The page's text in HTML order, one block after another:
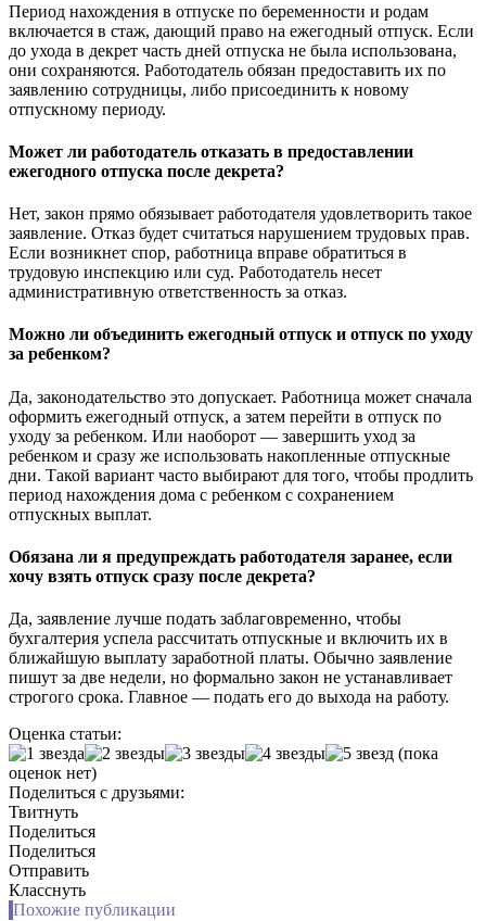
Период нахождения в отпуске по беременности и родам
включается в стаж, дающий право на ежегодный отпуск. Если
до ухода в декрет часть дней отпуска не была использована,
они сохраняются. Работодатель обязан предоставить их по
заявлению сотрудницы, либо присоединить к новому
отпускному периоду.
Может ли работодатель отказать в предоставлении
ежегодного отпуска после декрета?
Нет, закон прямо обязывает работодателя удовлетворить такое
заявление. Отказ будет считаться нарушением трудовых прав.
Если возникнет спор, работница вправе обратиться в
трудовую инспекцию или суд. Работодатель несет
административную ответственность за отказ.
Можно ли объединить ежегодный отпуск и отпуск по уходу
за ребенком?
Да, законодательство это допускает. Работница может сначала
оформить ежегодный отпуск, а затем перейти в отпуск по
уходу за ребенком. Или наоборот — завершить уход за
ребенком и сразу же использовать накопленные отпускные
дни. Такой вариант часто выбирают для того, чтобы продлить
период нахождения дома с ребенком с сохранением
отпускных выплат.
Обязана ли я предупреждать работодателя заранее, если
хочу взять отпуск сразу после декрета?
Да, заявление лучше подать заблаговременно, чтобы
бухгалтерия успела рассчитать отпускные и включить их в
ближайшую выплату заработной платы. Обычно заявление
пишут за две недели, но формально закон не устанавливает
строгого срока. Главное — подать его до выхода на работу.
Оценка статьи:
(пока
оценок нет)
Поделиться с друзьями:
Твитнуть
Поделиться
Поделиться
Отправить
Класснуть
Похожие публикации